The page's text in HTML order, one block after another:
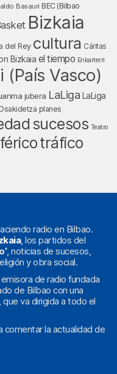
Basauri BEC (Bilbao
Bizkaia
del Rey cultura Cáritas
Bizkaia el tiempo Enkarterri
(País Vasco)
jubera LaLiga LaLiga
planes
sucesos Teatro
tráfico
radio en Bilbao.
, los partidos del
, noticias de sucesos,
y obra social.
de radio fundada
de Bilbao con una
va dirigida a todo el
comentar la actualidad de